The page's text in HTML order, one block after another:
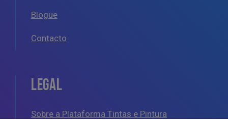
Blogue
Contacto
LEGAL
Sobre a Plataforma Tintas e Pintura